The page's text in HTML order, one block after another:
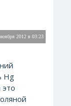
2012 в 03:23
Hg